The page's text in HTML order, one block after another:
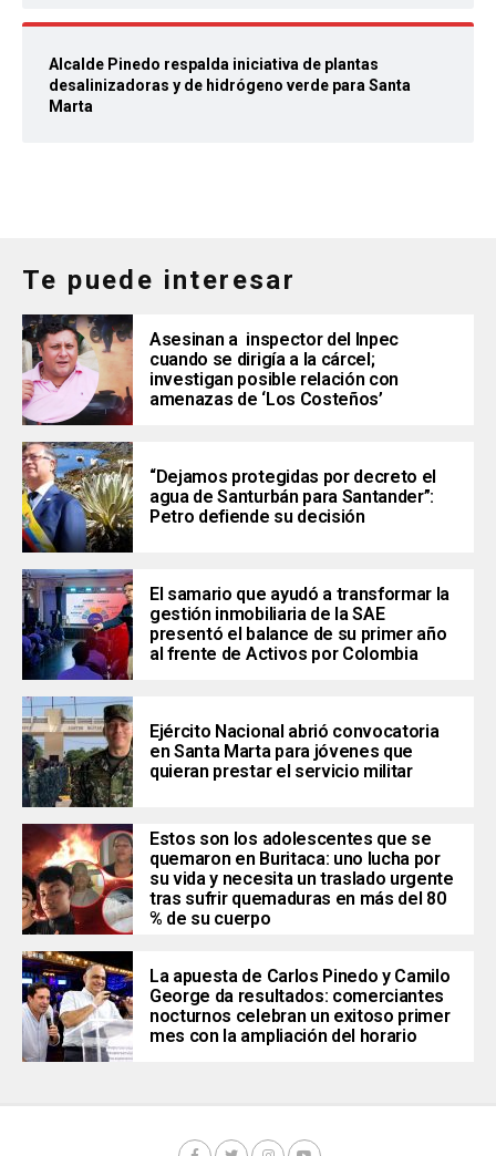
Alcalde Pinedo respalda iniciativa de plantas
desalinizadoras y de hidrógeno verde para Santa
Marta
Te puede interesar
Asesinan a inspector del Inpec
cuando se dirigía a la cárcel;
investigan posible relación con
amenazas de ‘Los Costeños’
“Dejamos protegidas por decreto el
agua de Santurbán para Santander”:
Petro defiende su decisión
El samario que ayudó a transformar la
gestión inmobiliaria de la SAE
presentó el balance de su primer año
al frente de Activos por Colombia
Ejército Nacional abrió convocatoria
en Santa Marta para jóvenes que
quieran prestar el servicio militar
Estos son los adolescentes que se
quemaron en Buritaca: uno lucha por
su vida y necesita un traslado urgente
tras sufrir quemaduras en más del 80
% de su cuerpo
La apuesta de Carlos Pinedo y Camilo
George da resultados: comerciantes
nocturnos celebran un exitoso primer
mes con la ampliación del horario